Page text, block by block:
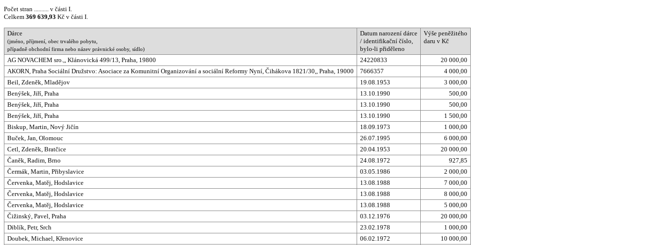
Počet stran .......... v části I.
Celkem 369 639,93 Kč v části I.
Dárce
(jméno, příjmení, obec trvalého pobytu,
případně obchodní firma nebo název právnické osoby, sídlo)
Datum narození dárce
/ identifikační číslo,
bylo-li přiděleno
Výše peněžitého
daru v Kč
AG NOVACHEM sro.,, Klánovická 499/13, Praha, 19800 24220833
20 000,00
AKORN, Praha Sociální Družstvo: Asociace za Komunitní Organizování a sociální Reformy Nyní, Čihákova 1821/30,, Praha, 19000
7666357
4 000,00
Beil, Zdeněk, Mladějov
19.08.1953
3 000,00
Benýšek, Jiří, Praha
13.10.1990
500,00
Benýšek, Jiří, Praha
13.10.1990
500,00
Benýšek, Jiří, Praha
13.10.1990
1 500,00
Biskup, Martin, Nový Jičín
18.09.1973
1 000,00
Buček, Jan, Olomouc
26.07.1995
6 000,00
Cetl, Zdeněk, Bratčice
20.04.1953
20 000,00
Čaněk, Radim, Brno
24.08.1972
927,85
Čermák, Martin, Přibyslavice
03.05.1986
2 000,00
Červenka, Matěj, Hodslavice
13.08.1988
7 000,00
Červenka, Matěj, Hodslavice
13.08.1988
8 000,00
Červenka, Matěj, Hodslavice
13.08.1988
5 000,00
Čižinský, Pavel, Praha
03.12.1976
20 000,00
Diblík, Petr, Srch
23.02.1978
1 000,00
Doubek, Michael, Křenovice
06.02.1972
10 000,00